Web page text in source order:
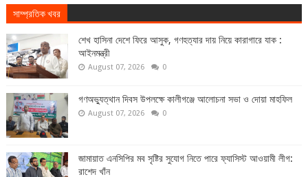
সাম্প্রতিক খবর
শেখ হাসিনা দেশে ফিরে আসুক, গণহত্যার দায় নিয়ে কারাগারে যাক :
আইনমন্ত্রী
August 07, 2026 0
গণঅভ্যুত্থান দিবস উপলক্ষে কালীগঞ্জে আলোচনা সভা ও দোয়া মাহফিল
August 07, 2026 0
জামায়াত এনসিপির মব সৃষ্টির সুযোগ নিতে পারে ফ্যাসিস্ট আওয়ামী লীগ:
রাশেদ খাঁন